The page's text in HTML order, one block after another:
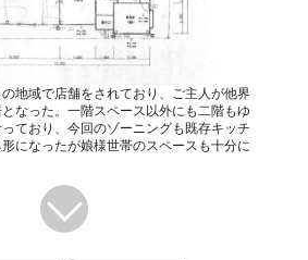
地域で店舗をされており、ご主人が他界
なった。一階スペース以外にも二階もゆ
ており、今回のゾーニングも既存キッチ
になったが娘様世帯のスペースも十分に